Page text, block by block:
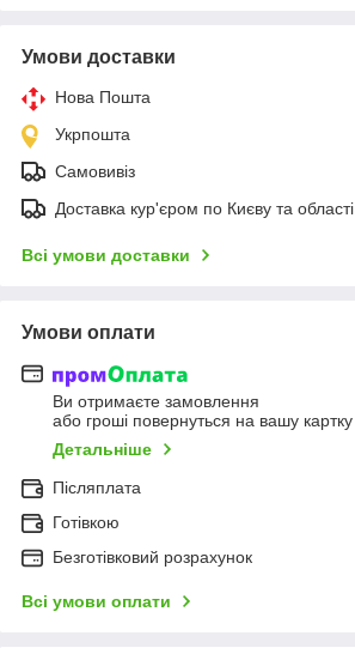
Умови доставки
Нова Пошта
Укрпошта
Самовивіз
Доставка кур'єром по Києву та області
Всі умови доставки
Умови оплати
Ви отримаєте замовлення
або гроші повернуться на вашу картку
Детальніше
Післяплата
Готівкою
Безготівковий розрахунок
Всі умови оплати